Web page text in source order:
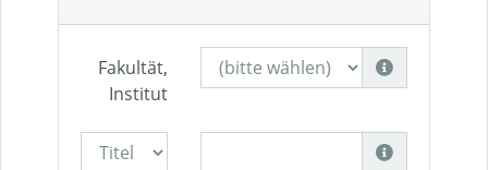
Fakultät,
Institut